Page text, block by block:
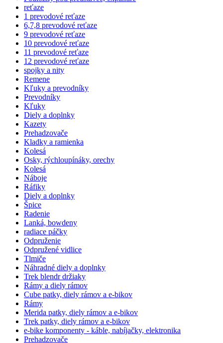
reťaze
1 prevodové reťaze
6,7,8 prevodové reťaze
9 prevodové reťaze
10 prevodové reťaze
11 prevodové reťaze
12 prevodové reťaze
spojky a nity
Remene
Kľuky a prevodníky
Prevodníky
Kľuky
Diely a doplnky
Kazety
Prehadzovače
Kladky a ramienka
Kolesá
Osky, rýchloupínáky, orechy
Kolesá
Náboje
Ráfiky
Diely a doplnky
Špice
Radenie
Lanká, bowdeny
radiace páčky
Odpruženie
Odpružené vidlice
Tlmiče
Náhradné diely a doplnky
Trek blendr držiaky
Rámy a diely rámov
Cube patky, diely rámov a e-bikov
Rámy
Merida patky, diely rámov a e-bikov
Trek patky, diely rámov a e-bikov
e-bike komponenty - káble, nabíjačky, elektronika
Prehadzovače